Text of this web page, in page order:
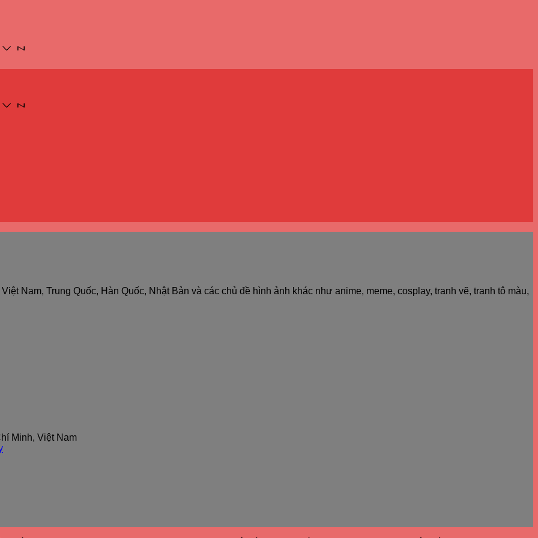
Nam, Trung Quốc, Hàn Quốc, Nhật Bản và các chủ đề hình ảnh khác như anime, meme, cosplay, tranh vẽ, tranh tô màu,
Minh, Việt Nam